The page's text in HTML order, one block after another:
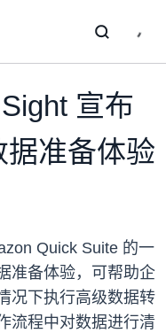
宣布
准备体验
Quick Suite 的一
准备体验，可帮助企
况下执行高级数据转
流程中对数据进行清